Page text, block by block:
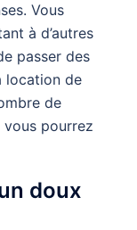
Vous
à d’autres
passer des
location de
de
pourrez
doux